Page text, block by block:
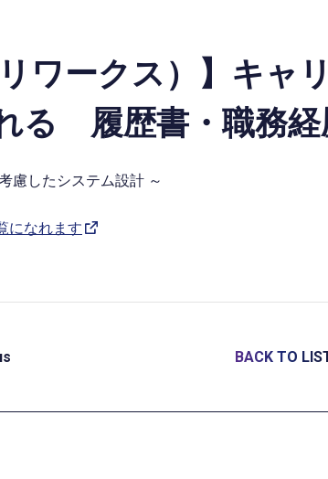
ワークス）】キャ
る 履歴書・職務経
慮したシステム設計 ～
になれます
BACK TO